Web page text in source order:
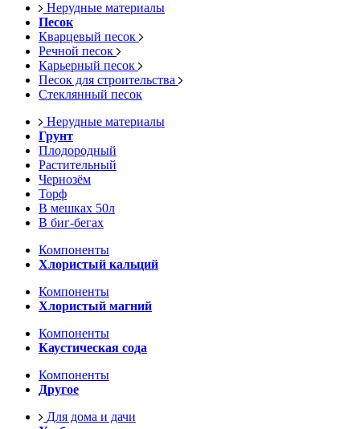
Нерудные материалы
Песок
Кварцевый песок
Речной песок
Карьерный песок
Песок для строительства
Стеклянный песок
Нерудные материалы
Грунт
Плодородный
Растительный
Чернозём
Торф
В мешках 50л
В биг-бегах
Компоненты
Хлористый кальций
Компоненты
Хлористый магний
Компоненты
Каустическая сода
Компоненты
Другое
Для дома и дачи